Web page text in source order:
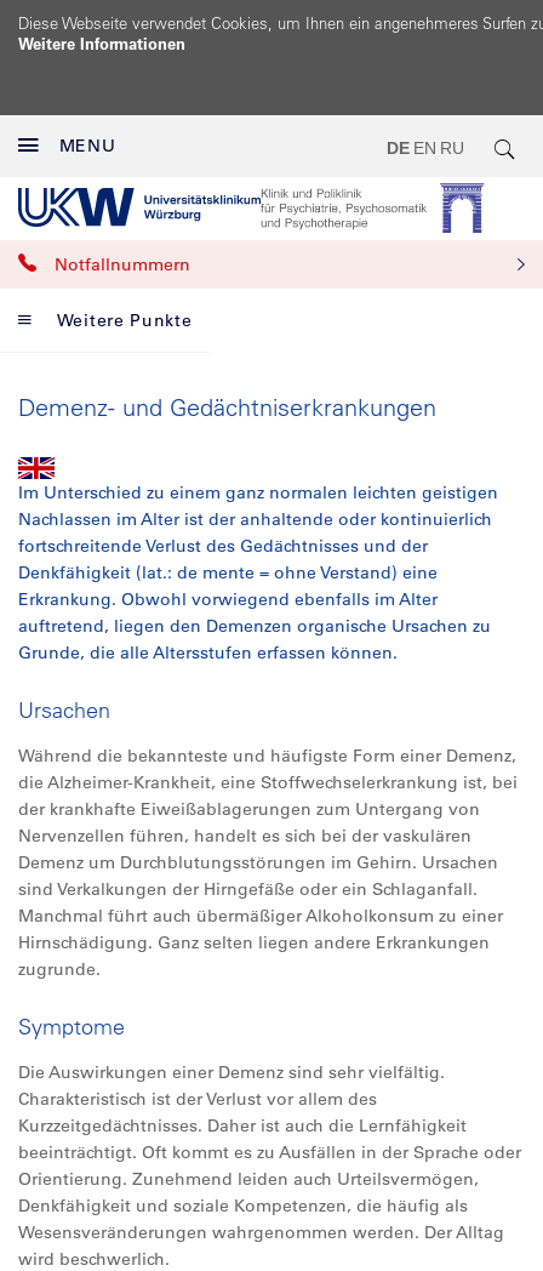
Diese Webseite verwendet Cookies, um Ihnen ein angenehmeres Surfen
Weitere Informationen
MENU DE EN RU
Notfallnummern
Weitere Punkte
Demenz- und Gedächtniserkrankungen
Im Unterschied zu einem ganz normalen leichten geistigen
Nachlassen im Alter ist der anhaltende oder kontinuierlich
fortschreitende Verlust des Gedächtnisses und der
Denkfähigkeit (lat.: de mente = ohne Verstand) eine
Erkrankung. Obwohl vorwiegend ebenfalls im Alter
auftretend, liegen den Demenzen organische Ursachen zu
Grunde, die alle Altersstufen erfassen können.
Ursachen
Während die bekannteste und häufigste Form einer Demenz,
die Alzheimer-Krankheit, eine Stoffwechselerkrankung ist, bei
der krankhafte Eiweißablagerungen zum Untergang von
Nervenzellen führen, handelt es sich bei der vaskulären
Demenz um Durchblutungsstörungen im Gehirn. Ursachen
sind Verkalkungen der Hirngefäße oder ein Schlaganfall.
Manchmal führt auch übermäßiger Alkoholkonsum zu einer
Hirnschädigung. Ganz selten liegen andere Erkrankungen
zugrunde.
Symptome
Die Auswirkungen einer Demenz sind sehr vielfältig.
Charakteristisch ist der Verlust vor allem des
Kurzzeitgedächtnisses. Daher ist auch die Lernfähigkeit
beeinträchtigt. Oft kommt es zu Ausfällen in der Sprache oder
Orientierung. Zunehmend leiden auch Urteilsvermögen,
Denkfähigkeit und soziale Kompetenzen, die häufig als
Wesensveränderungen wahrgenommen werden. Der Alltag
wird beschwerlich.